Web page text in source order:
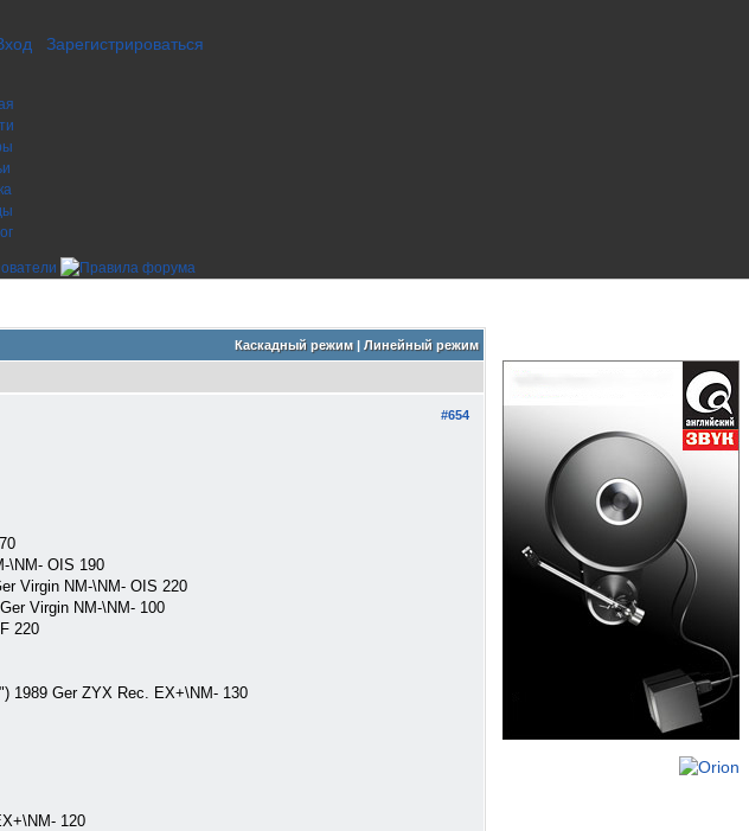
Зарегистрироваться
Каскадный режим| Линейный режим
#654
\NM- OIS 190
Virgin NM-\NM- OIS 220
Virgin NM-\NM- 100
220
1989 Ger ZYX Rec. EX+\NM- 130
120